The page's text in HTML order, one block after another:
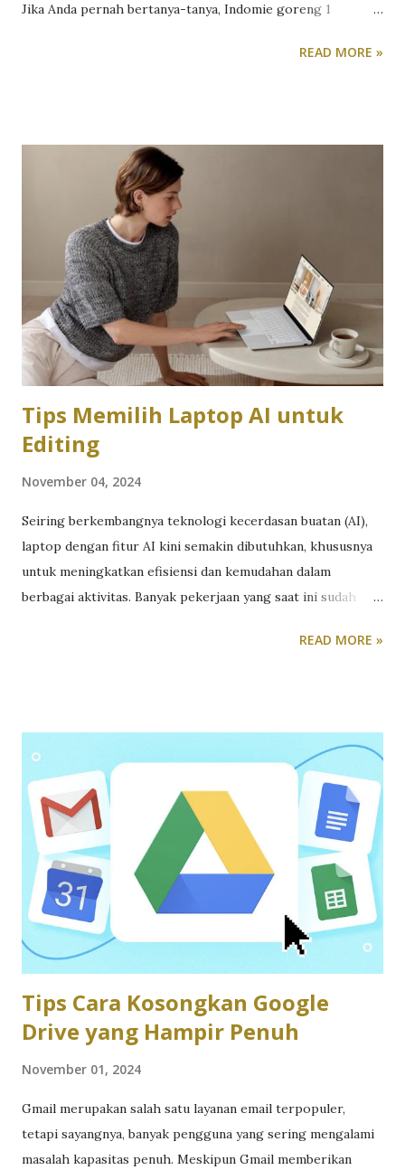
Jika Anda pernah bertanya-tanya, Indomie goreng 1
mendapatkan harga terbaik melalui promo yang
pengalaman belanja yang hemat dan cerdas. Persiapan
Sebelum Mulai Belanja Agar tidak melewatkan satu pun
promo terbaik di 11.11 Blibli Big Sale, penting untuk
merencanakan belanja dengan matang. Berikut langkah-
langkah yang dapat Anda lakukan untuk mengoptimalkan
setiap transaksi. 1. Tentukan Anggaran Belanja Langkah
pertama adalah menentukan anggaran. Dengan menetapkan
batas pengeluaran, Anda bisa menghindari pengeluaran
berlebih yang sering kali terjadi ketika melihat banyak
promo menarik. Buat daftar produk-produk seperti
Indom...
READ MORE »
Tips Memilih Laptop AI untuk
Editing
November 04, 2024
Seiring berkembangnya teknologi kecerdasan buatan (AI),
laptop dengan fitur AI kini semakin dibutuhkan, khususnya
untuk meningkatkan efisiensi dan kemudahan dalam
berbagai aktivitas. Banyak pekerjaan yang saat ini sudah
Salah satunya adalah para editor baik naskah, foto ataupun
laptop tipis yang berbasis AI, bagi Anda yang juga banyak
melakukan perjalanan. Nah, berikut adalah beberapa tips
memilih laptop AI modern, khususnya laptop AI untuk
editing. Apa saja yang perlu diperhatikan? Kemampuan
Prosesor AI Prosesor AI merupakan inti performa laptop
dalam menjalankan tugas berbasis AI, seperti pengenalan
wajah dan analisis data. Laptop AI modern biasanya
menggunakan prosesor dengan Neural Processing Unit
(NPU) yang mampu mempercepat proses AI dan hemat
daya. Contoh ...
READ MORE »
Tips Cara Kosongkan Google
Drive yang Hampir Penuh
November 01, 2024
Gmail merupakan salah satu layanan email terpopuler,
tetapi sayangnya, banyak pengguna yang sering mengalami
masalah kapasitas penuh. Meskipun Gmail memberikan